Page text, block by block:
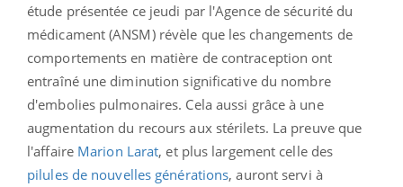
étude présentée ce jeudi par l'Agence de sécurité du
médicament (ANSM) révèle que les changements de
comportements en matière de contraception ont
entraîné une diminution significative du nombre
d'embolies pulmonaires. Cela aussi grâce à une
augmentation du recours aux stérilets. La preuve que
l'affaire Marion Larat, et plus largement celle des
pilules de nouvelles générations, auront servi à